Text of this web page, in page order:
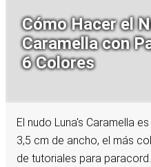
Cómo Hacer el
Caramella con
6 Colores
El nudo Luna's Caramella
3,5 cm de ancho, el más
de tutoriales para